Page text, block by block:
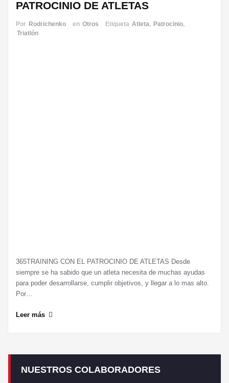
PATROCINIO DE ATLETAS
Por Rodrichenko en Otros Etiqueta Atleta, Patrocinio,
Triatlón
365TRAINING CON EL PATROCINIO DE ATLETAS Desde
siempre se ha sabido que un atleta necesita de muchas ayudas
para poder desarrollarse, cumplir objetivos, y llegar a lo mas alto.
Por…
Leer más
NUESTROS COLABORADORES